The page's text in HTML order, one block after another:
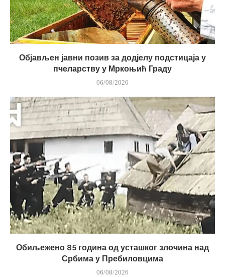
Објављен јавни позив за додјелу подстицаја у
пчеларству у Мркоњић Граду
06/08/2026
Обиљежено 85 година од усташког злочина над
Србима у Пребиловцима
06/08/2026